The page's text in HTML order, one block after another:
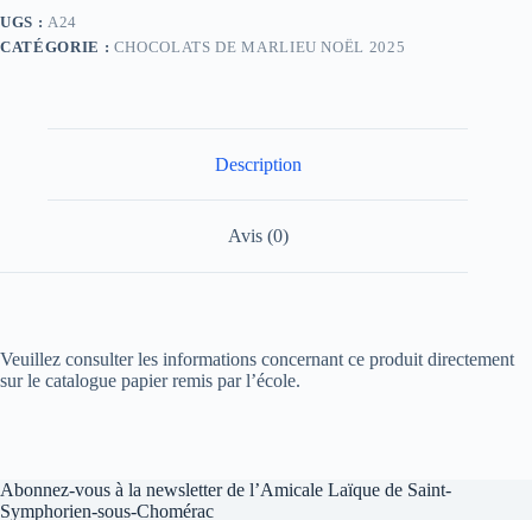
UGS : A24
CATÉGORIE : CHOCOLATS DE MARLIEU NOËL 2025
Description
Avis (0)
Veuillez consulter les informations concernant ce produit directement
sur le catalogue papier remis par l’école.
Abonnez-vous à la newsletter de l’Amicale Laïque de Saint-
Symphorien-sous-Chomérac